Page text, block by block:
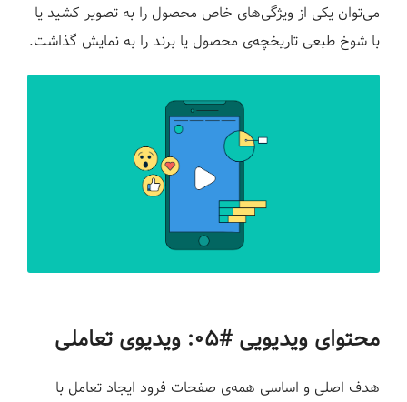
می‌توان یکی از ویژگی‌های خاص محصول را به تصویر کشید یا
با شوخ طبعی تاریخچه‌ی محصول یا برند را به نمایش گذاشت.
محتوای ویدیویی #۰۵: ویدیوی تعاملی
هدف اصلی و اساسی همه‌ی صفحات فرود ایجاد تعامل با